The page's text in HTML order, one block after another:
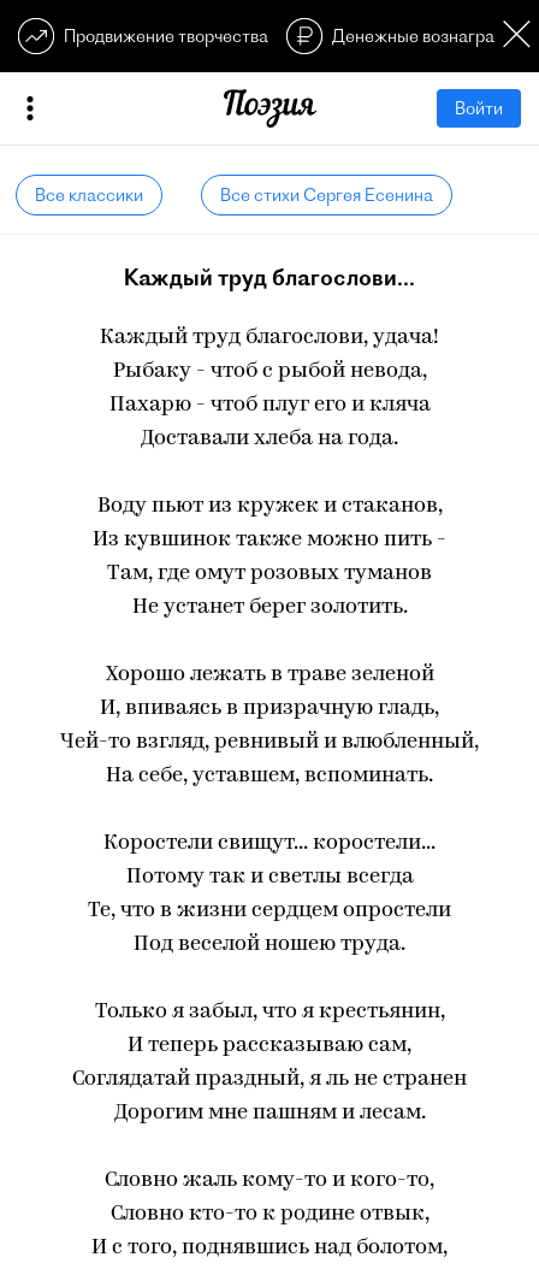
Продвижение творчества Денежные
Войти
Все классики Все стихи Сергея Есенина
Каждый труд благослови...
Каждый труд благослови, удача!
Рыбаку - чтоб с рыбой невода,
Пахарю - чтоб плуг его и кляча
Доставали хлеба на года.
Воду пьют из кружек и стаканов,
Из кувшинок также можно пить -
Там, где омут розовых туманов
Не устанет берег золотить.
Хорошо лежать в траве зеленой
И, впиваясь в призрачную гладь,
Чей-то взгляд, ревнивый и влюбленный,
На себе, уставшем, вспоминать.
Коростели свищут... коростели...
Потому так и светлы всегда
Те, что в жизни сердцем опростели
Под веселой ношею труда.
Только я забыл, что я крестьянин,
И теперь рассказываю сам,
Соглядатай праздный, я ль не странен
Дорогим мне пашням и лесам.
Словно жаль кому-то и кого-то,
Словно кто-то к родине отвык,
И с того, поднявшись над болотом,